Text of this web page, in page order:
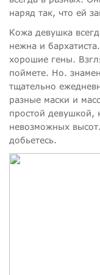
наряд так, что ей
Кожа девушка
нежна и
хорошие гены.
поймете. Но.
тщательно
разные маски и
простой девушкой,
невозможных
добьетесь.